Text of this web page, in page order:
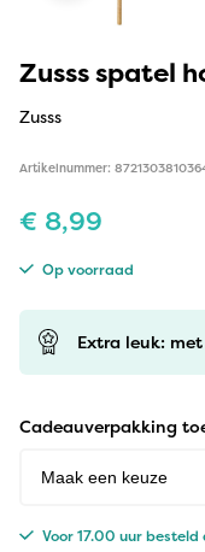
Zusss spatel
Zusss
Artikelnummer:
€ 8,99
Op voorraad
Extra leuk:
Cadeauverpakking
Voor 17.00 uur